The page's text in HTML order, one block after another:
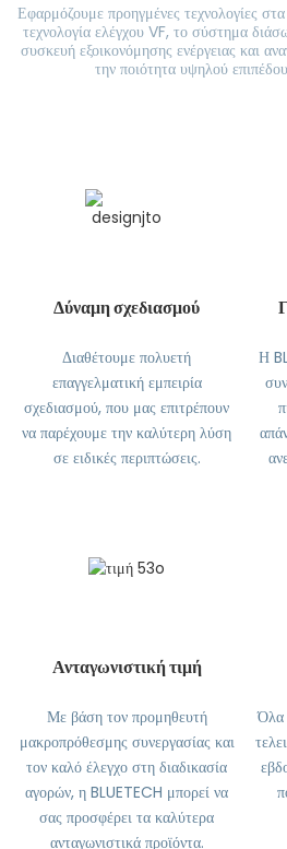
Εφαρμόζουμε προηγμένες τεχνολογίες
τεχνολογία ελέγχου VF, το σύστημα
συσκευή εξοικονόμησης ενέργειας και
την ποιότητα υψηλού
Δύναμη σχεδιασμού
Διαθέτουμε πολυετή
επαγγελματική εμπειρία
σχεδιασμού, που μας επιτρέπουν
να παρέχουμε την καλύτερη λύση
σε ειδικές περιπτώσεις.
Η
Ανταγωνιστική τιμή
Με βάση τον προμηθευτή
μακροπρόθεσμης συνεργασίας και
τον καλό έλεγχο στη διαδικασία
αγορών, η BLUETECH μπορεί να
σας προσφέρει τα καλύτερα
ανταγωνιστικά προϊόντα.
Όλα